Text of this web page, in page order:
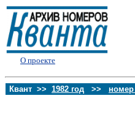
О проекте
Квант >> 1982 год >> номер